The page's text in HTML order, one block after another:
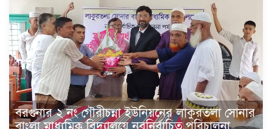
বরগুনার ২ নং গৌরীচন্না ইউনিয়নের লাকুরতলা সোনার